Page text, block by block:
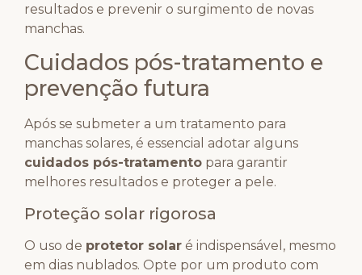
resultados e prevenir o surgimento de novas
manchas.
Cuidados pós-tratamento e
prevenção futura
Após se submeter a um tratamento para
manchas solares, é essencial adotar alguns
cuidados pós-tratamento para garantir
melhores resultados e proteger a pele.
Proteção solar rigorosa
O uso de protetor solar é indispensável, mesmo
em dias nublados. Opte por um produto com